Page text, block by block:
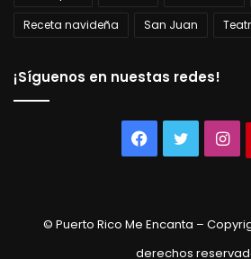
Receta navideña
San Juan
¡Síguenos en nuestas redes!
Facebook
Twitter
© Puerto Rico Me Encanta –
derechos